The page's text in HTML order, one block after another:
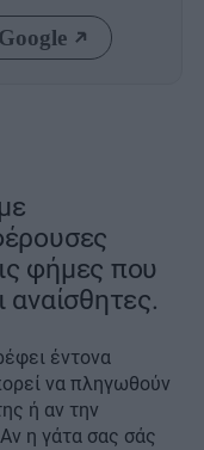
φήμες που
αναίσθητες.
έντονα
να πληγωθούν
ή αν την
η γάτα σας σάς